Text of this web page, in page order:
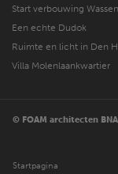
Start verbouwing
Een echte Dudok
Ruimte en licht in Den
Villa Molenlaankwartier
© FOAM architecten
Startpagina